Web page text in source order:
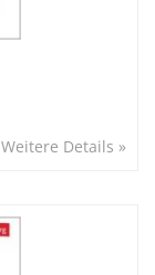
Weitere Details »